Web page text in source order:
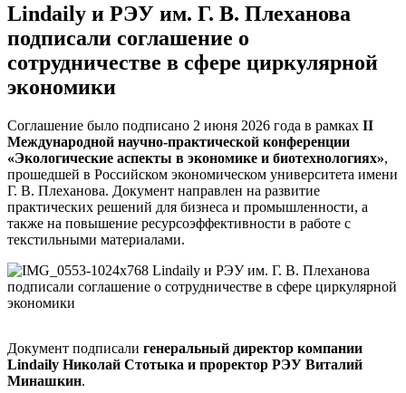
Lindaily и РЭУ им. Г. В. Плеханова
подписали соглашение о
сотрудничестве в сфере циркулярной
экономики
Соглашение было подписано 2 июня 2026 года в рамках II
Международной научно-практической конференции
«Экологические аспекты в экономике и биотехнологиях»,
прошедшей в Российском экономическом университета имени
Г. В. Плеханова. Документ направлен на развитие
практических решений для бизнеса и промышленности, а
также на повышение ресурсоэффективности в работе с
текстильными материалами.
Документ подписали генеральный директор компании
Lindaily Николай Стотыка и проректор РЭУ Виталий
Минашкин.